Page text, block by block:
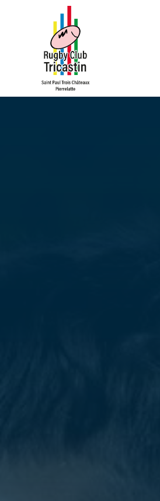
Passer au contenu principal